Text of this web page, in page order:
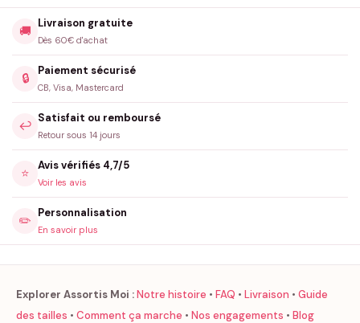
🚚
Livraison gratuite
Dès 60€ d'achat
🔒
Paiement sécurisé
CB, Visa, Mastercard
↩️
Satisfait ou remboursé
Retour sous 14 jours
⭐
Avis vérifiés 4,7/5
Voir les avis
✏️
Personnalisation
En savoir plus
Explorer Assortis Moi :Notre histoire • FAQ • Livraison • Guide
des tailles • Comment ça marche • Nos engagements • Blog